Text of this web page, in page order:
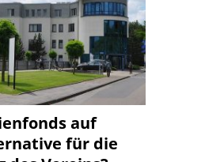
auf
für die